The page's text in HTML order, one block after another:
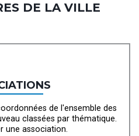
DE LA VILLE
de l'ensemble des
classées par thématique.
une association.